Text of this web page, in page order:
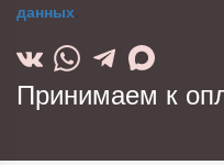
данных
Принимаем к